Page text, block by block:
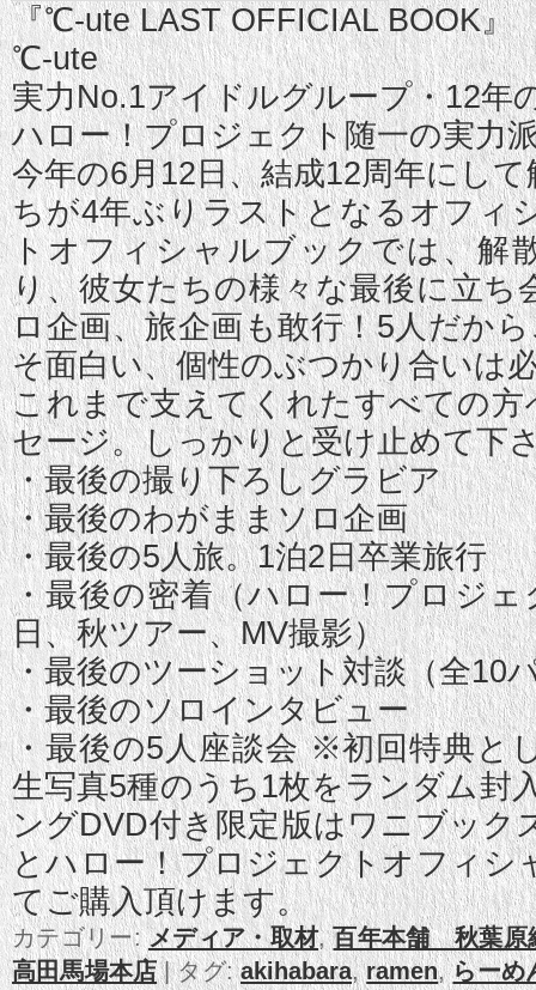
『℃-ute LAST OFFICIAL BOOK』
℃-ute
実力No.1アイドルグループ・12年
ハロー！プロジェクト随一の実力
今年の6月12日、結成12周年にし
ちが4年ぶりラストとなるオフィ
トオフィシャルブックでは、解
り、彼女たちの様々な最後に立ち
ロ企画、旅企画も敢行！5人だか
そ面白い、個性のぶつかり合いは
これまで支えてくれたすべての
セージ。しっかりと受け止めて下
・最後の撮り下ろしグラビア
・最後のわがままソロ企画
・最後の5人旅。1泊2日卒業旅行
・最後の密着（ハロー！プロジ
日、秋ツアー、MV撮影）
・最後のツーショット対談（全10
・最後のソロインタビュー
・最後の5人座談会 ※初回特典と
生写真5種のうち1枚をランダム
ングDVD付き限定版はワニブック
とハロー！プロジェクトオフィシ
てご購入頂けます。
カテゴリー: メディア・取材,百年本舗 秋葉原
高田馬場本店 |タグ: akihabara,ramen,らーめ